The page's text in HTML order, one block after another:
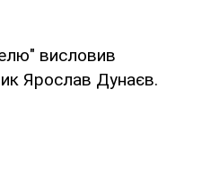
висловив
Ярослав Дунаєв.